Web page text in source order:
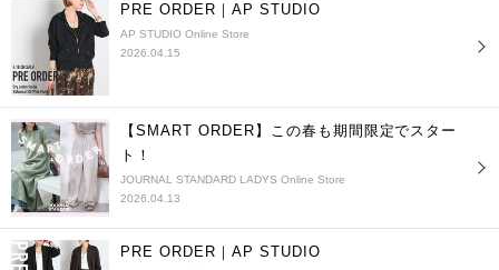
PRE ORDER｜AP STUDIO
AP STUDIO Online Store
2026.04.15
【SMART ORDER】この春も期間限定でスター
ト！
JOURNAL STANDARD LADYS Online Store
2026.04.13
PRE ORDER｜AP STUDIO